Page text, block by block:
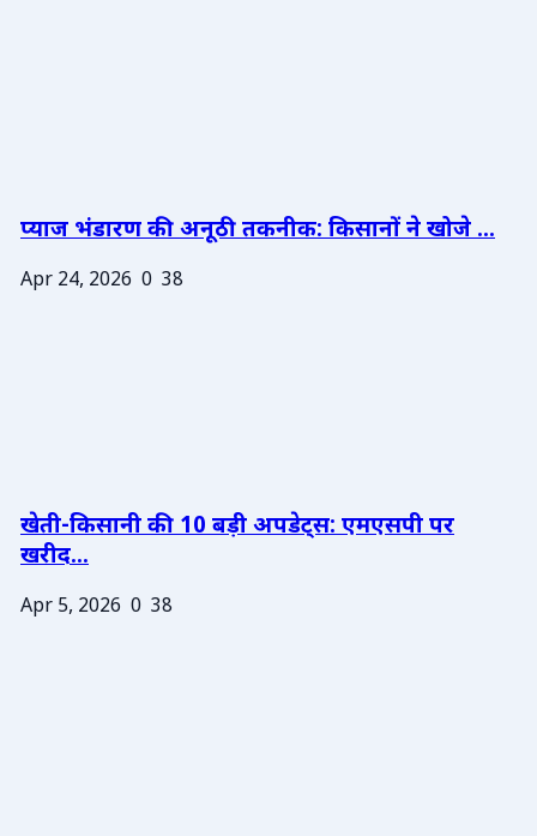
प्याज भंडारण की अनूठी तकनीक: किसानों ने खोजे ...
Apr 24, 2026 0 38
खेती-किसानी की 10 बड़ी अपडेट्स: एमएसपी पर
खरीद...
Apr 5, 2026 0 38